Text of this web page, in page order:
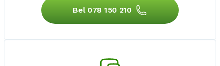
Bel 078 150 210